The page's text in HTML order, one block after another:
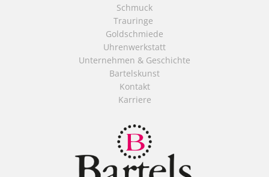
Schmuck
Trauringe
Goldschmiede
Uhrenwerkstatt
Unternehmen & Geschichte
Bartelskunst
Kontakt
Karriere